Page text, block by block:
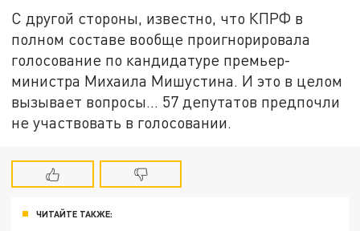
С другой стороны, известно, что КПРФ в
полном составе вообще проигнорировала
голосование по кандидатуре премьер-
министра Михаила Мишустина. И это в целом
вызывает вопросы... 57 депутатов предпочли
не участвовать в голосовании.
ЧИТАЙТЕ ТАКЖЕ: